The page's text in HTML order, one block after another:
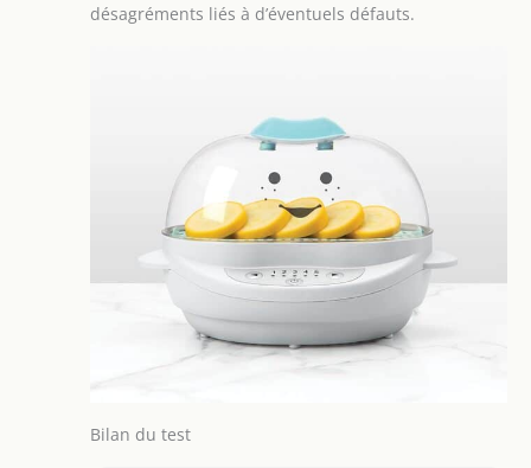
désagréments liés à d’éventuels défauts.
Bilan du test